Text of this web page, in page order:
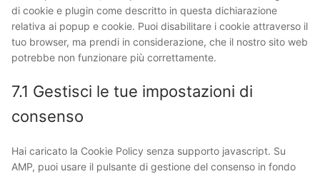
di cookie e plugin come descritto in questa dichiarazione
relativa ai popup e cookie. Puoi disabilitare i cookie attraverso il
tuo browser, ma prendi in considerazione, che il nostro sito web
potrebbe non funzionare più correttamente.
7.1 Gestisci le tue impostazioni di
consenso
Hai caricato la Cookie Policy senza supporto javascript. Su
AMP, puoi usare il pulsante di gestione del consenso in fondo